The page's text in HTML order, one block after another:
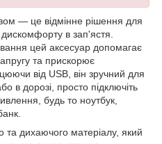
— це відмінне рішення для
в зап'ястя.
цей аксесуар допомагає
та прискорює
від USB, він зручний для
в дорозі, просто підключіть
будь то ноутбук,
та дихаючого матеріалу, який